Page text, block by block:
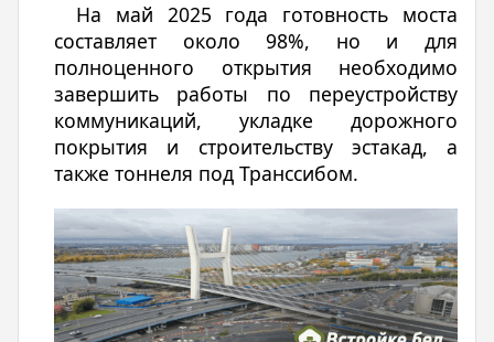
На май 2025 года готовность моста
составляет около 98%, но и для
полноценного открытия необходимо
завершить работы по переустройству
коммуникаций, укладке дорожного
покрытия и строительству эстакад, а
также тоннеля под Транссибом.